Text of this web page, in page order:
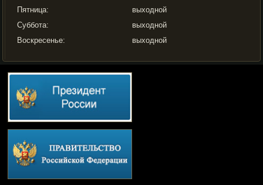
Пятница:
выходной
Суббота:
выходной
Воскресенье:
выходной